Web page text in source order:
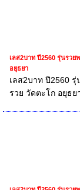
เลส2บาท ปี2560 รุ่นรวย
อยุธยา
เลส2บาท ปี2560
รวย วัดตะโก อยุธย